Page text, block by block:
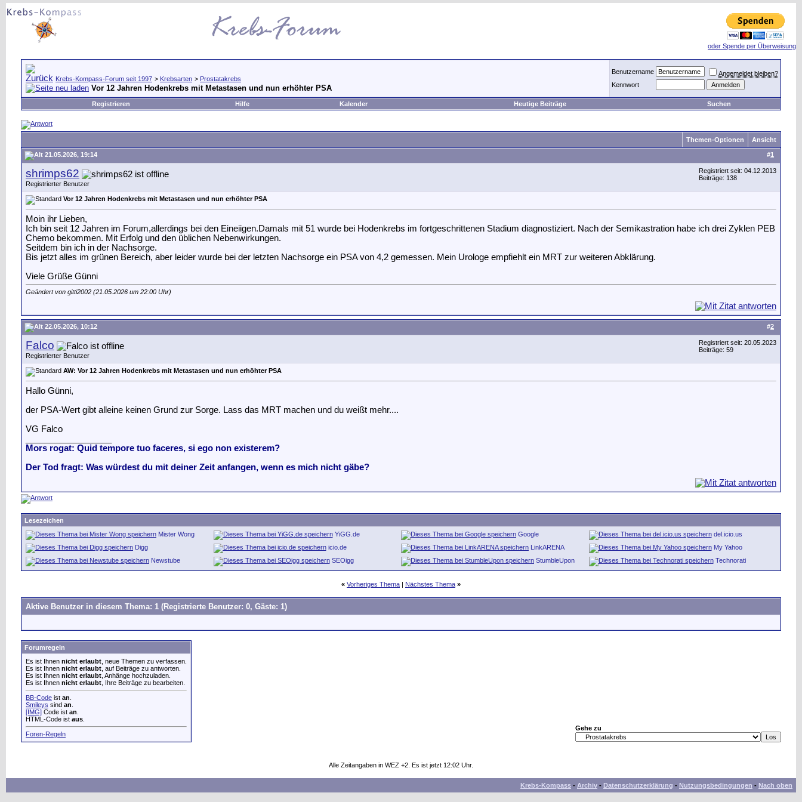
oder Spende per Überweisung
Krebs-Kompass-Forum seit 1997 > Krebsarten > Prostatakrebs
Vor 12 Jahren Hodenkrebs mit Metastasen und nun erhöhter PSA
Benutzername
Angemeldet bleiben?
Kennwort
Registrieren Hilfe Kalender Heutige Beiträge Suchen
Themen-Optionen Ansicht
#1
21.05.2026, 19:14
shrimps62
Registrierter Benutzer
Registriert seit: 04.12.2013
Beiträge: 138
Vor 12 Jahren Hodenkrebs mit Metastasen und nun erhöhter PSA
Moin ihr Lieben,
Ich bin seit 12 Jahren im Forum,allerdings bei den Eineiigen.Damals mit 51 wurde bei Hodenkrebs im fortgeschrittenen Stadium diagnostiziert. Nach der Semikastration habe ich drei Zyklen PEB
Chemo bekommen. Mit Erfolg und den üblichen Nebenwirkungen.
Seitdem bin ich in der Nachsorge.
Bis jetzt alles im grünen Bereich, aber leider wurde bei der letzten Nachsorge ein PSA von 4,2 gemessen. Mein Urologe empfiehlt ein MRT zur weiteren Abklärung.
Viele Grüße Günni
Geändert von gitti2002 (21.05.2026 um 22:00 Uhr)
#2
22.05.2026, 10:12
Falco
Registrierter Benutzer
Registriert seit: 20.05.2023
Beiträge: 59
AW: Vor 12 Jahren Hodenkrebs mit Metastasen und nun erhöhter PSA
Hallo Günni,
der PSA-Wert gibt alleine keinen Grund zur Sorge. Lass das MRT machen und du weißt mehr....
VG Falco
Mors rogat: Quid tempore tuo faceres, si ego non existerem?
Der Tod fragt: Was würdest du mit deiner Zeit anfangen, wenn es mich nicht gäbe?
Lesezeichen
Mister Wong
YiGG.de Google
del.icio.us
Digg
icio.de LinkARENA
My Yahoo
Newstube
SEOigg StumbleUpon Technorati
« Vorheriges Thema | Nächstes Thema »
Aktive Benutzer in diesem Thema: 1 (Registrierte Benutzer: 0, Gäste: 1)
Forumregeln
Es ist Ihnen nicht erlaubt , neue Themen zu verfassen.
Es ist Ihnen nicht erlaubt , auf Beiträge zu antworten.
Es ist Ihnen nicht erlaubt , Anhänge hochzuladen.
Es ist Ihnen nicht erlaubt , Ihre Beiträge zu bearbeiten.
BB-Code ist an
Smileys sind an
[IMG] Code ist an
HTML-Code ist aus
Foren-Regeln
Gehe zu
Alle Zeitangaben in WEZ +2. Es ist jetzt 12:02 Uhr.
Krebs-Kompass - Archiv - Datenschutzerklärung - Nutzungsbedingungen - Nach oben